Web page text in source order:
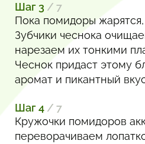
Шаг 3 / 7
Пока помидоры
Зубчики чеснока
нарезаем их тонкими
Чеснок придаст этому
аромат и пикантный
Шаг 4 / 7
Кружочки помидоров
переворачиваем